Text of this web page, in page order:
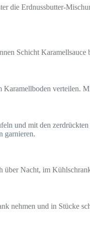
die Erdnussbutter-
Schicht
verteilen.
und mit den
garnieren.
über Nacht, im
nehmen und in Stücke